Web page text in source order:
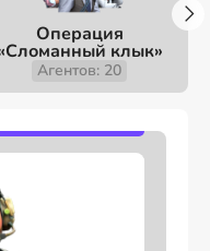
Операция
клык»
Агентов: 20